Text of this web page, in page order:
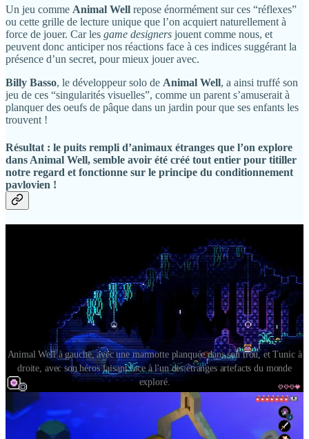
Un jeu comme Animal Well repose énormément sur ces “réflexes”
ou cette grille de lecture unique que l’on acquiert naturellement à
force de jouer. Car les game designers jouent comme nous, et
peuvent donc anticiper nos réactions face à ces indices suggérant la
présence d’un secret, pour mieux jouer avec.
Billy Basso, le développeur solo de Animal Well, a ainsi truffé son
jeu de ces “singularités visuelles”, comme un parent s’amuserait à
planquer des oeufs de pâque dans un jardin pour que ses enfants les
trouvent !
Résultat : le puits rempli d’animaux étranges que l’on explore
dans Animal Well, semble avoir été créé tout entier pour titiller
notre regard et fonctionne sur le principe du conditionnement
pavlovien !
Animal Well à gauche, avec une marmotte planquée dans son trou, et Tunic à
droite, avec son héros faisant face à l'un des étranges artefacts du monde
exploré.
Juste avant Animal Well , j’avais joué àTunic
, auquel j’ai d’ailleurs
consacré un article
. Et à première vue, ces deux titres n’ont rien en
commun…